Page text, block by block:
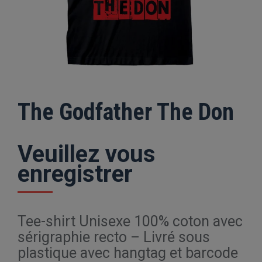
The Godfather The Don
Veuillez vous
enregistrer
Tee-shirt Unisexe 100% coton avec
sérigraphie recto – Livré sous
plastique avec hangtag et barcode